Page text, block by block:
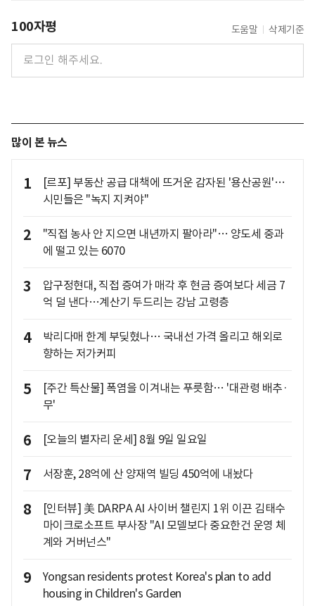
100자평 도움말 삭제기준
많이 본 뉴스
1
[르포] 부동산 공급 대책에 뜨거운 감자된 '용산공원'…
시민들은 "녹지 지켜야"
2
"직접 농사 안 지으면 내년까지 팔아라"… 양도세 중과
에 떨고 있는 6070
3
압구정현대, 직접 증여가 매각 후 현금 증여보다 세금 7
억 덜 낸다…계산기 두드리는 강남 고령층
4
박리다매 한계 부딪혔나… 국내선 가격 올리고 해외로
향하는 저가커피
5
[주간 특산물] 폭염을 이겨내는 푸릇함… '대관령 배추·
무'
6 [오늘의 별자리 운세] 8월 9일 일요일
7 서장훈, 28억에 산 양재역 빌딩 450억에 내놨다
8
[인터뷰] 美 DARPA AI 사이버 챌린지 1위 이끈 김태수
마이크로소프트 부사장 "AI 모델보다 중요한건 운영 체
계와 거버넌스"
9
Yongsan residents protest Korea's plan to add
housing in Children's Garden